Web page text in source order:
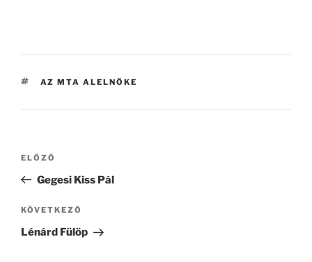
CÍMKÉK
AZ MTA ALELNÖKE
Bejegyzés
Korábbi
bejegyzés
ELŐZŐ
Gegesi Kiss Pál
Következő
bejegyzés
KÖVETKEZŐ
Lénárd Fülöp